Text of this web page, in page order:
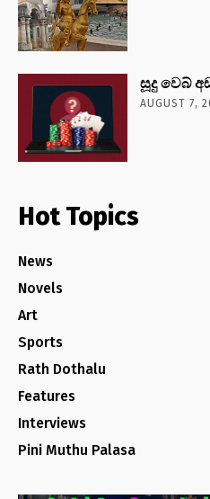
සූදු වෙබ්
AUGUST 7,
Hot Topics
News
Novels
Art
Sports
Rath Dothalu
Features
Interviews
Pini Muthu Palasa